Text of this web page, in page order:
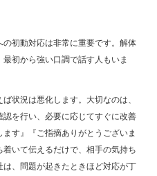
初動対応は非常に重要です。解体
初から強い口調で話す人もいま
状況は悪化します。大切なのは、
を行い、必要に応じてすぐに改善
す』『ご指摘ありがとうございま
いて伝えるだけで、相手の気持ち
、問題が起きたときほど対応が丁